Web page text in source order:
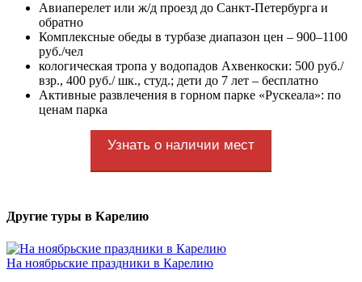
Авиаперелет или ж/д проезд до Санкт-Петербурга и
обратно
Комплексные обеды в турбазе диапазон цен – 900–1100
руб./чел
кологическая тропа у водопадов Ахвенкоски: 500 руб./
взр., 400 руб./ шк., студ.; дети до 7 лет – бесплатно
Активные развлечения в горном парке «Рускеала»: по
ценам парка
Узнать о наличии мест
Другие туры в Карелию
На ноябрьские праздники в Карелию